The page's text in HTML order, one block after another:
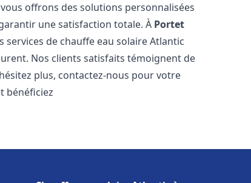
offrons des solutions personnalisées
une satisfaction totale. À Portet
de chauffe eau solaire Atlantic
Nos clients satisfaits témoignent de
plus, contactez-nous pour votre
bénéficiez